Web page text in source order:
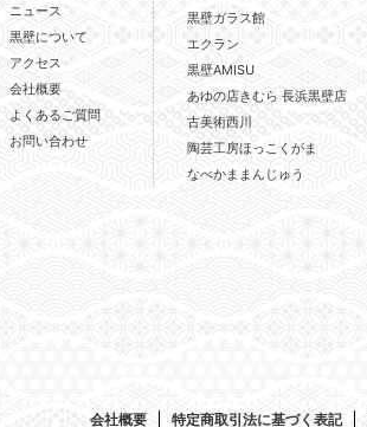
ニュース
黒壁について
アクセス
会社概要
よくあるご質問
お問い合わせ
黒壁ガラス館
エクラン
黒壁AMISU
あゆの店きむら 長浜黒壁店
古美術西川
陶芸工房ほっこくがま
なべかままんじゅう
会社概要 特定商取引法に基づく表記